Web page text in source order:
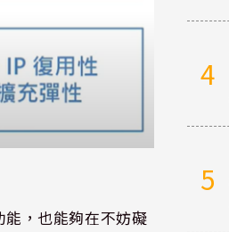
，也能夠在不妨礙
4
5